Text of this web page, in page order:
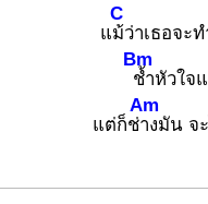
แ
C
ม้ว่าเธอจะ
Bm
ช้ำหัวใจ
แต่ก็ช่
Am
างมัน จ